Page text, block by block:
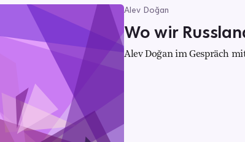
Alev Doğan
Wo wir
Alev Doğan im Gespräch